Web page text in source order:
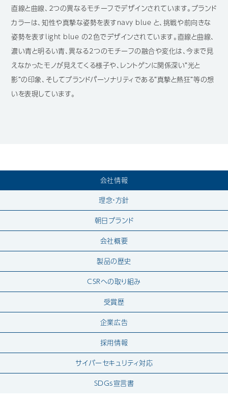
直線と曲線、２つの異なるモチーフでデザインされています。ブランド
カラーは、知性や真摯な姿勢を表すnavy blue と、挑戦や前向きな
姿勢を表すlight blue の2色でデザインされています。直線と曲線、
濃い青と明るい青、異なる2つのモチーフの融合や変化は、今まで見
えなかったモノが見えてくる様子や、レントゲンに関係深い“光と
影”の印象、そしてブランドパーソナリティである“真摯と熱狂”等の想
いを表現しています。
会社情報
理念・方針
朝日ブランド
会社概要
製品の歴史
CSRへの取り組み
受賞歴
企業広告
採用情報
サイバーセキュリティ対応
SDGs宣言書